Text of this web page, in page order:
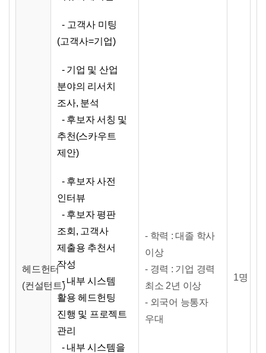
헤드헌터
(컨설턴트)
- 고객사 미팅
(고객사=기업)
- 기업 및 산업
분야의 리서치
조사, 분석
- 후보자 서칭 및
추천(스카우트
제안)
- 후보자 사전
인터뷰
- 후보자 평판
조회, 고객사
제출용 추천서
작성
- 내부 시스템
활용 헤드헌팅
진행 및 프로젝트
관리
- 내부 시스템을
- 학력 : 대졸 학사
이상
- 경력 : 기업 경력
최소 2년 이상
- 외국어 능통자
우대
1명